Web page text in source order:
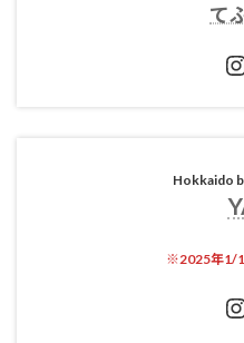
て
Hokkaido
※2025年1/